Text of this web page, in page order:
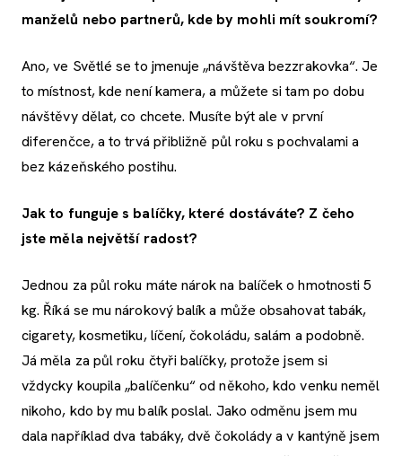
manželů nebo partnerů, kde by mohli mít soukromí?
Ano, ve Světlé se to jmenuje „návštěva bezzrakovka“. Je
to místnost, kde není kamera, a můžete si tam po dobu
návštěvy dělat, co chcete. Musíte být ale v první
diferenčce, a to trvá přibližně půl roku s pochvalami a
bez kázeňského postihu.
Jak to funguje s balíčky, které dostáváte? Z čeho
jste měla největší radost?
Jednou za půl roku máte nárok na balíček o hmotnosti 5
kg. Říká se mu nárokový balík a může obsahovat tabák,
cigarety, kosmetiku, líčení, čokoládu, salám a podobně.
Já měla za půl roku čtyři balíčky, protože jsem si
vždycky koupila „balíčenku“ od někoho, kdo venku neměl
nikoho, kdo by mu balík poslal. Jako odměnu jsem mu
dala například dva tabáky, dvě čokolády a v kantýně jsem